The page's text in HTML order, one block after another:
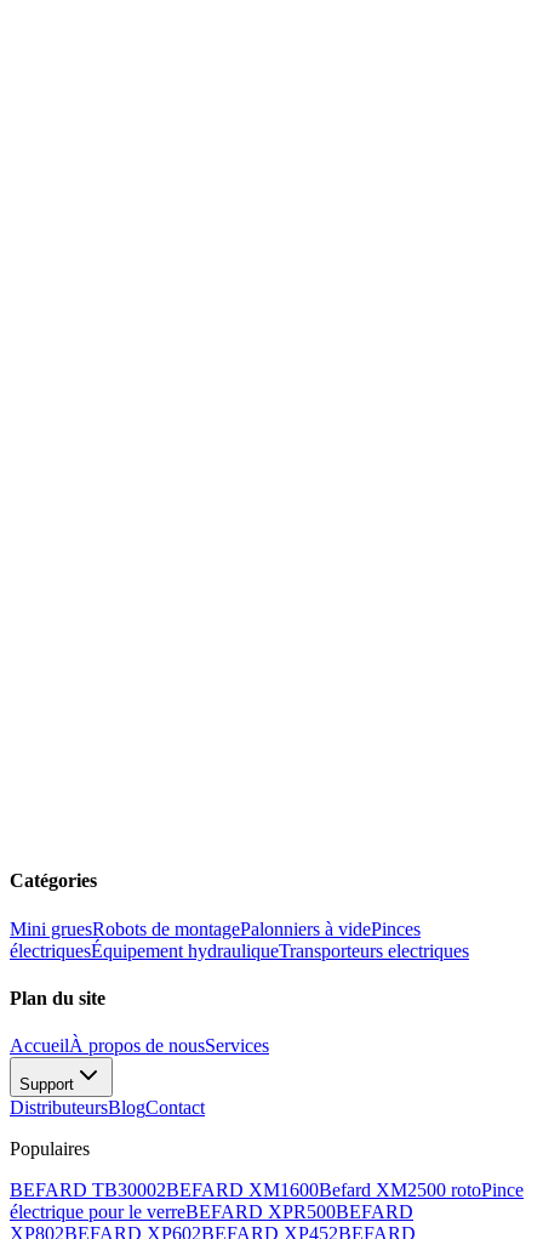
Catégories
Mini gruesRobots de montagePalonniers à videPinces
électriquesÉquipement hydrauliqueTransporteurs electriques
Plan du site
AccueilÀ propos de nousServices
Support
DistributeursBlogContact
Populaires
BEFARD TB30002BEFARD XM1600Befard XM2500 rotoPince
électrique pour le verreBEFARD XPR500BEFARD
XP802BEFARD XP602BEFARD XP452BEFARD